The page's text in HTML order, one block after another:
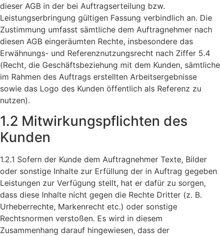
dieser AGB in der bei Auftragserteilung bzw.
Leistungserbringung gültigen Fassung verbindlich an. Die
Zustimmung umfasst sämtliche dem Auftragnehmer nach
diesen AGB eingeräumten Rechte, insbesondere das
Erwähnungs- und Referenznutzungsrecht nach Ziffer 5.4
(Recht, die Geschäftsbeziehung mit dem Kunden, sämtliche
im Rahmen des Auftrags erstellten Arbeitsergebnisse
sowie das Logo des Kunden öffentlich als Referenz zu
nutzen).
1.2 Mitwirkungspflichten des
Kunden
1.2.1 Sofern der Kunde dem Auftragnehmer Texte, Bilder
oder sonstige Inhalte zur Erfüllung der in Auftrag gegeben
Leistungen zur Verfügung stellt, hat er dafür zu sorgen,
dass diese Inhalte nicht gegen die Rechte Dritter (z. B.
Urheberrechte, Markenrecht etc.) oder sonstige
Rechtsnormen verstoßen. Es wird in diesem
Zusammenhang darauf hingewiesen, dass der